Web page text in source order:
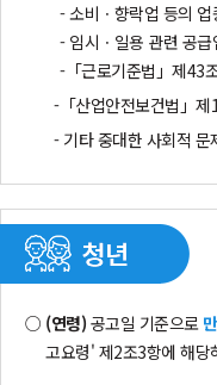
- 소비ㆍ향락업 등의
- 임시ㆍ일용 관련 공
-「근로기준법」제43
-「산업안전보건법」제
- 기타 중대한 사회적
(연령) 공고일 기준으로
고요령' 제2조3항에 해당